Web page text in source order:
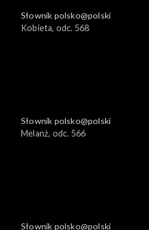
Słownik polsko@polski
Kobieta, odc. 568
Słownik polsko@polski
Melanż, odc. 566
Słownik polsko@polski